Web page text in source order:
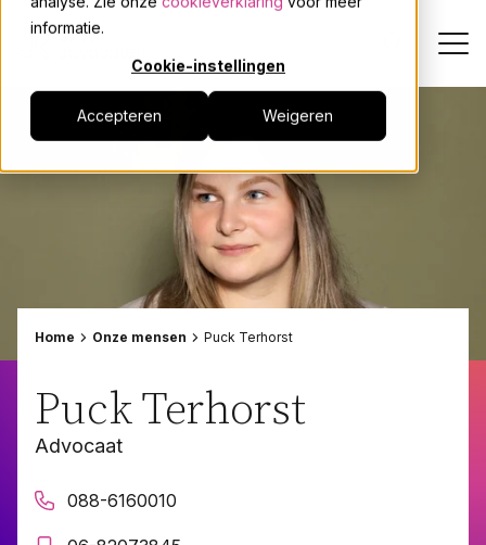
informatie.
Cookie-instellingen
Accepteren Weigeren
Dienstverlening
Events
Werken bij
Home Onze mensen Puck Terhorst
Puck Terhorst
Advocaat
088-6160010